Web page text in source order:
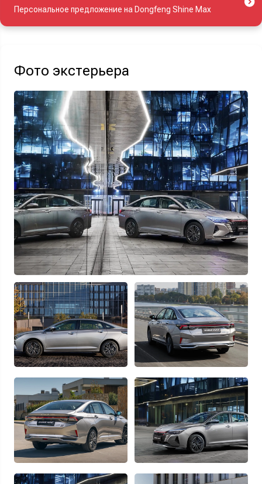
Персональное предложение на Dongfeng Shine Max
Узнать выгоду
Отправляя данную форму Вы даетесогласие на обработку своих
персональных данных
Фото экстерьера